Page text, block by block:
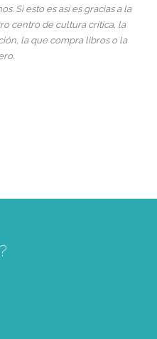
Si esto es así es gracias a la
centro de cultura crítica, la
la que compra libros o la